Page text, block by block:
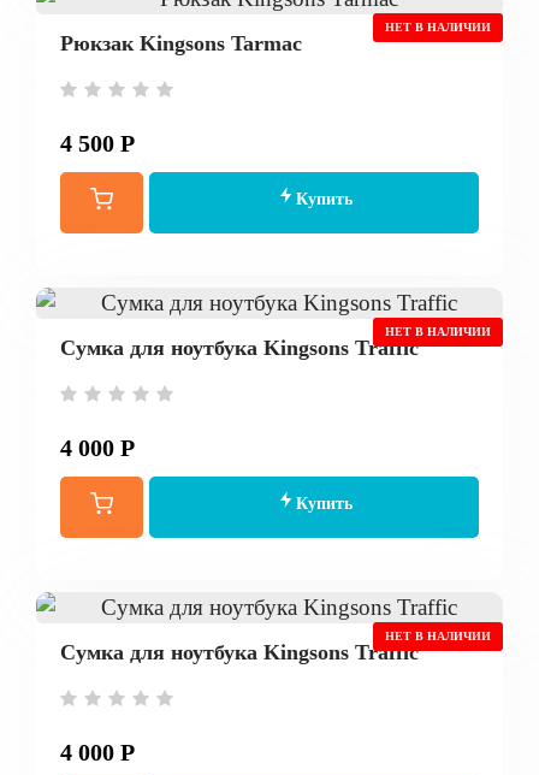
НЕТ В НАЛИЧИИ
Рюкзак Kingsons Tarmac
4 500 Р
Купить
НЕТ В НАЛИЧИИ
Сумка для ноутбука Kingsons Traffic
4 000 Р
Купить
НЕТ В НАЛИЧИИ
Сумка для ноутбука Kingsons Traffic
4 000 Р